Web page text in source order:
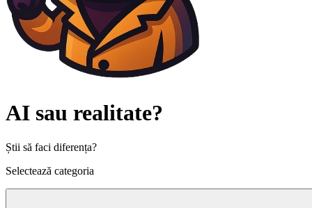
AI sau realitate?
Știi să faci diferența?
Selectează categoria